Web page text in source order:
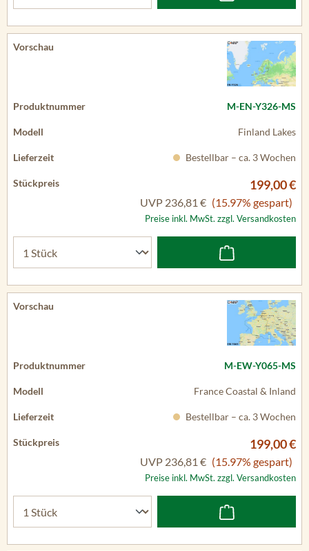
M-EN-Y326-MS
Finland Lakes
Bestellbar – ca. 3 Wochen
199,00 €
UVP 236,81 € (15.97% gespart)
Preise inkl. MwSt. zzgl. Versandkosten
M-EW-Y065-MS
France Coastal & Inland
Bestellbar – ca. 3 Wochen
199,00 €
UVP 236,81 € (15.97% gespart)
Preise inkl. MwSt. zzgl. Versandkosten